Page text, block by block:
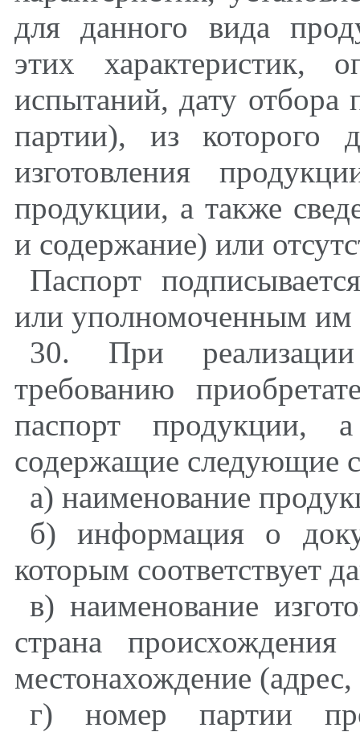
для данного вида
этих характеристик,
испытаний, дату отбора
партии), из которого
изготовления
продукции, а также
и содержание) или
Паспорт
или уполномоченным им
30. При
требованию
паспорт продукции,
содержащие следующие
а) наименование
б) информация о
которым соответствует
в) наименование
страна
местонахождение
г) номер партии